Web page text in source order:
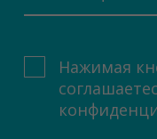
Нажимая